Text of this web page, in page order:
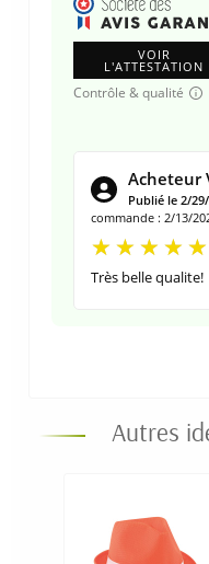
VOIR
L'ATTESTATION
Contrôle & qualité
Acheteur
Publié le 2/
commande : 2/13/
Très belle qualite!
Autres